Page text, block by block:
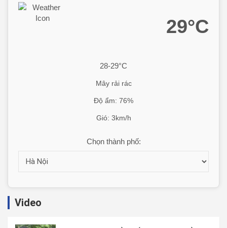
29°C
28-29°C
Mây rải rác
Độ ẩm: 76%
Gió: 3km/h
Chọn thành phố:
Video